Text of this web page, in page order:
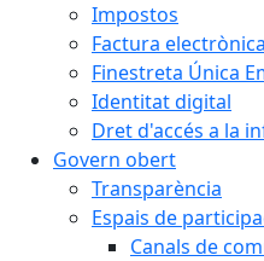
Impostos
Factura electrònica
Finestreta Única
Identitat digital
Dret d'accés a la
Govern obert
Transparència
Espais de
Canals de